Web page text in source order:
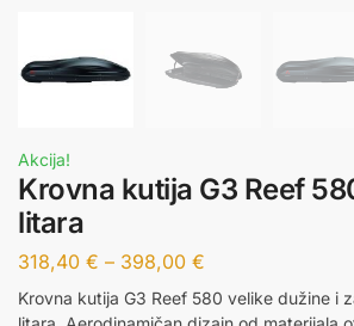
Akcija!
Krovna kutija G3 Reef
litara
318,40 € – 398,00 €
Krovna kutija G3 Reef 580 velike dužine i